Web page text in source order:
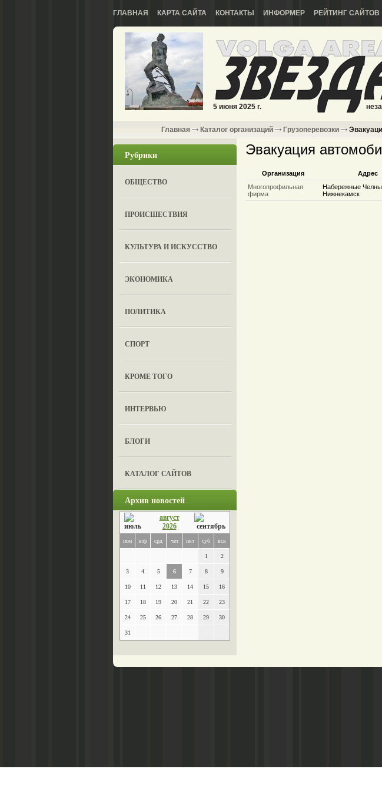
ГЛАВНАЯ КАРТА САЙТА КОНТАКТЫ ИНФОРМЕР РЕЙТИНГ САЙТОВ
5 июня 2025 г.
Главная Каталог организаций Грузоперевозки
Рубрики
ОБЩЕСТВО
ПРОИСШЕСТВИЯ
КУЛЬТУРА И ИСКУССТВО
ЭКОНОМИКА
ПОЛИТИКА
СПОРТ
КРОМЕ ТОГО
ИНТЕРВЬЮ
БЛОГИ
КАТАЛОГ САЙТОВ
Архив новостей
август
2026
пон втр срд чет пят суб вск
1 2
3 4 5 6 7 8 9
10 11 12 13 14 15 16
17 18 19 20 21 22 23
24 25 26 27 28 29 30
31
Эвакуация
Организация Адрес
Многопрофильная
фирма
Набережные Челны,
Нижнекамск